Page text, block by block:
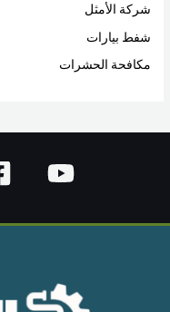
شركة الأمثل
شفط بيارات
مكافحة الحشرات